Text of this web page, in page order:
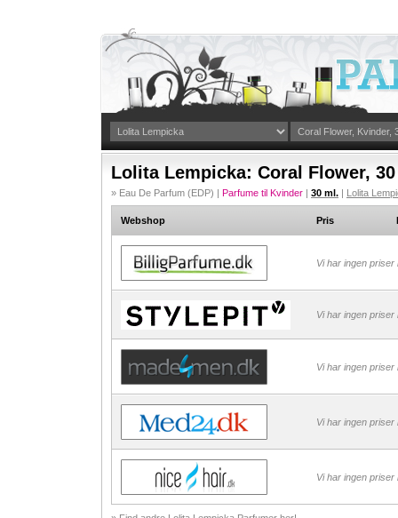
Lolita Lempicka: Coral Flower,
» Eau De Parfum (EDP) | Parfume til Kvinder | 30 ml. | Lolita
Webshop Pris
Vi har ingen
Vi har ingen
Vi har ingen
Vi har ingen
Vi har ingen